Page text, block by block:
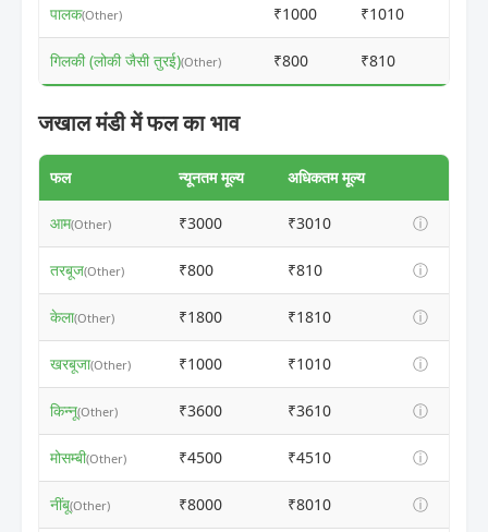
पालक(Other) ₹1000 ₹1010
गिलकी (लोकी जैसी तुरई)(Other) ₹800 ₹810
जखाल मंडी में फल का भाव
फल न्यूनतम मूल्य अधिकतम मूल्य
आम(Other) ₹3000 ₹3010 ⓘ
तरबूज(Other) ₹800 ₹810 ⓘ
केला(Other) ₹1800 ₹1810 ⓘ
खरबूजा(Other) ₹1000 ₹1010 ⓘ
किन्नू(Other) ₹3600 ₹3610 ⓘ
मोसम्बी(Other) ₹4500 ₹4510 ⓘ
नींबू(Other) ₹8000 ₹8010 ⓘ